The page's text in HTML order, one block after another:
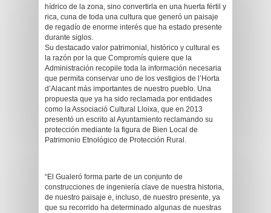
hídrico de la zona, sino convertirla en una huerta fértil y
rica, cuna de toda una cultura que generó un paisaje
de regadío de enorme interés que ha estado presente
durante siglos.
Su destacado valor patrimonial, histórico y cultural es
la razón por la que Compromís quiere que la
Administración recopile toda la información necesaria
que permita conservar uno de los vestigios de l’Horta
d’Alacant más importantes de nuestro pueblo. Una
propuesta que ya ha sido reclamada por entidades
como la Associació Cultural Lloixa, que en 2013
presentó un escrito al Ayuntamiento reclamando su
protección mediante la figura de Bien Local de
Patrimonio Etnológico de Protección Rural.
“El Gualeró forma parte de un conjunto de
construcciones de ingeniería clave de nuestra historia,
de nuestro paisaje e, incluso, de nuestro presente, ya
que su recorrido ha determinado algunas de nuestras